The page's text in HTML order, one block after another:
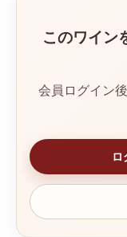
このワイン
会員ログイン
ロ